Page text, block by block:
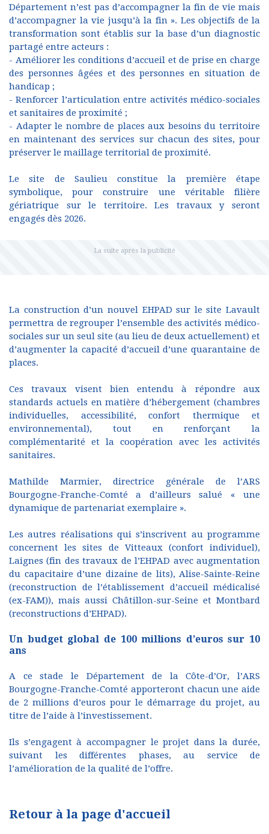
Département n’est pas d’accompagner la fin de vie mais
d’accompagner la vie jusqu’à la fin ». Les objectifs de la
transformation sont établis sur la base d’un diagnostic
partagé entre acteurs :
- Améliorer les conditions d’accueil et de prise en charge
des personnes âgées et des personnes en situation de
handicap ;
- Renforcer l’articulation entre activités médico-sociales
et sanitaires de proximité ;
- Adapter le nombre de places aux besoins du territoire
en maintenant des services sur chacun des sites, pour
préserver le maillage territorial de proximité.
Le site de Saulieu constitue la première étape
symbolique, pour construire une véritable filière
gériatrique sur le territoire. Les travaux y seront
engagés dès 2026.
La construction d’un nouvel EHPAD sur le site Lavault
permettra de regrouper l’ensemble des activités médico-
sociales sur un seul site (au lieu de deux actuellement) et
d’augmenter la capacité d’accueil d’une quarantaine de
places.
Ces travaux visent bien entendu à répondre aux
standards actuels en matière d’hébergement (chambres
individuelles, accessibilité, confort thermique et
environnemental), tout en renforçant la
complémentarité et la coopération avec les activités
sanitaires.
Mathilde Marmier, directrice générale de l’ARS
Bourgogne-Franche-Comté a d’ailleurs salué « une
dynamique de partenariat exemplaire ».
Les autres réalisations qui s’inscrivent au programme
concernent les sites de Vitteaux (confort individuel),
Laignes (fin des travaux de l’EHPAD avec augmentation
du capacitaire d’une dizaine de lits), Alise-Sainte-Reine
(reconstruction de l’établissement d’accueil médicalisé
(ex-FAM)), mais aussi Châtillon-sur-Seine et Montbard
(reconstructions d’EHPAD).
Un budget global de 100 millions d’euros sur 10
ans
A ce stade le Département de la Côte-d’Or, l’ARS
Bourgogne-Franche-Comté apporteront chacun une aide
de 2 millions d’euros pour le démarrage du projet, au
titre de l’aide à l’investissement.
Ils s’engagent à accompagner le projet dans la durée,
suivant les différentes phases, au service de
l’amélioration de la qualité de l’offre.
Retour à la page d'accueil